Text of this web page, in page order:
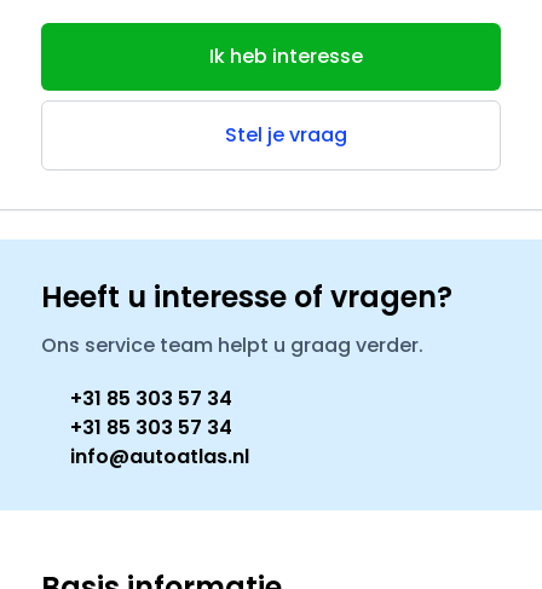
Ik heb interesse
Stel je vraag
Heeft u interesse of vragen?
Ons service team helpt u graag verder.
+31 85 303 57 34
+31 85 303 57 34
info@autoatlas.nl